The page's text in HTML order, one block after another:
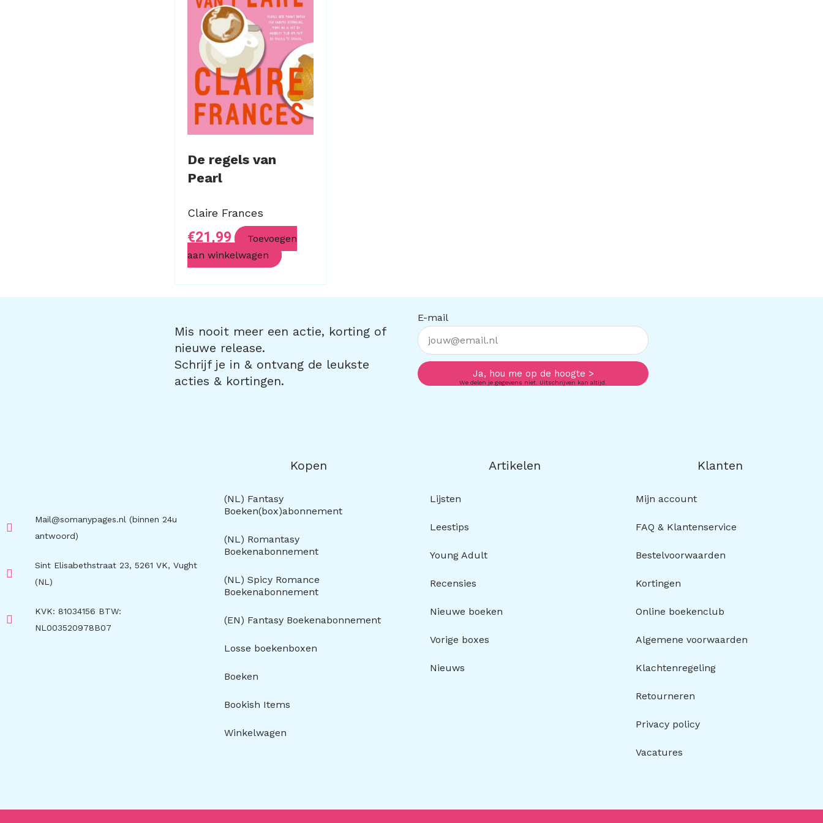
De regels van
Pearl
Claire Frances
€21,99
Toevoegen
aan winkelwagen
Mis nooit meer een actie, korting of
nieuwe release.
Schrijf je in & ontvang de leukste
acties & kortingen.
E-mail
Ja, hou me op de hoogte >
We delen je gegevens niet. Uitschrijven kan altijd.
Mail@somanypages.nl (binnen 24u
antwoord)
Sint Elisabethstraat 23, 5261 VK, Vught
(NL)
KVK: 81034156 BTW:
NL003520978B07
Kopen
(NL) Fantasy
Boeken(box)abonnement
(NL) Romantasy
Boekenabonnement
(NL) Spicy Romance
Boekenabonnement
(EN) Fantasy Boekenabonnement
Losse boekenboxen
Boeken
Bookish Items
Winkelwagen
Artikelen
Lijsten
Leestips
Young Adult
Recensies
Nieuwe boeken
Vorige boxes
Nieuws
Klanten
Mijn account
FAQ & Klantenservice
Bestelvoorwaarden
Kortingen
Online boekenclub
Algemene voorwaarden
Klachtenregeling
Retourneren
Privacy policy
Vacatures